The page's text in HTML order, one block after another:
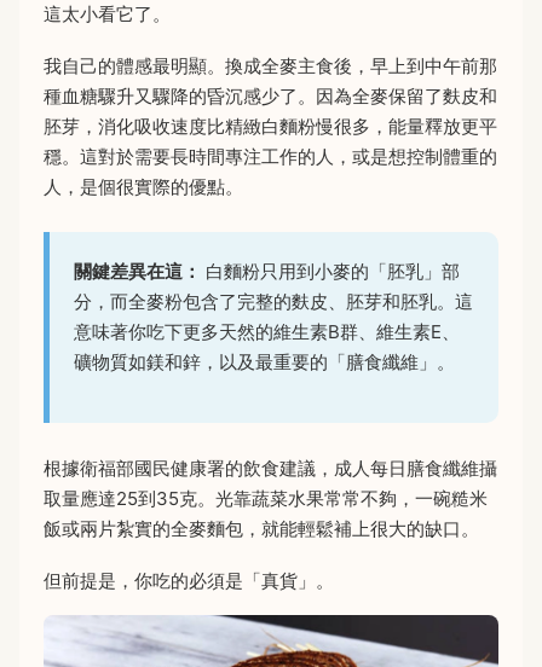
這太小看它了。
我自己的體感最明顯。換成全麥主食後，早上到中午前那
種血糖驟升又驟降的昏沉感少了。因為全麥保留了麩皮和
胚芽，消化吸收速度比精緻白麵粉慢很多，能量釋放更平
穩。這對於需要長時間專注工作的人，或是想控制體重的
人，是個很實際的優點。
關鍵差異在這： 白麵粉只用到小麥的「胚乳」部
分，而全麥粉包含了完整的麩皮、胚芽和胚乳。這
意味著你吃下更多天然的維生素B群、維生素E、
礦物質如鎂和鋅，以及最重要的「膳食纖維」。
根據衛福部國民健康署的飲食建議，成人每日膳食纖維攝
取量應達25到35克。光靠蔬菜水果常常不夠，一碗糙米
飯或兩片紮實的全麥麵包，就能輕鬆補上很大的缺口。
但前提是，你吃的必須是「真貨」。